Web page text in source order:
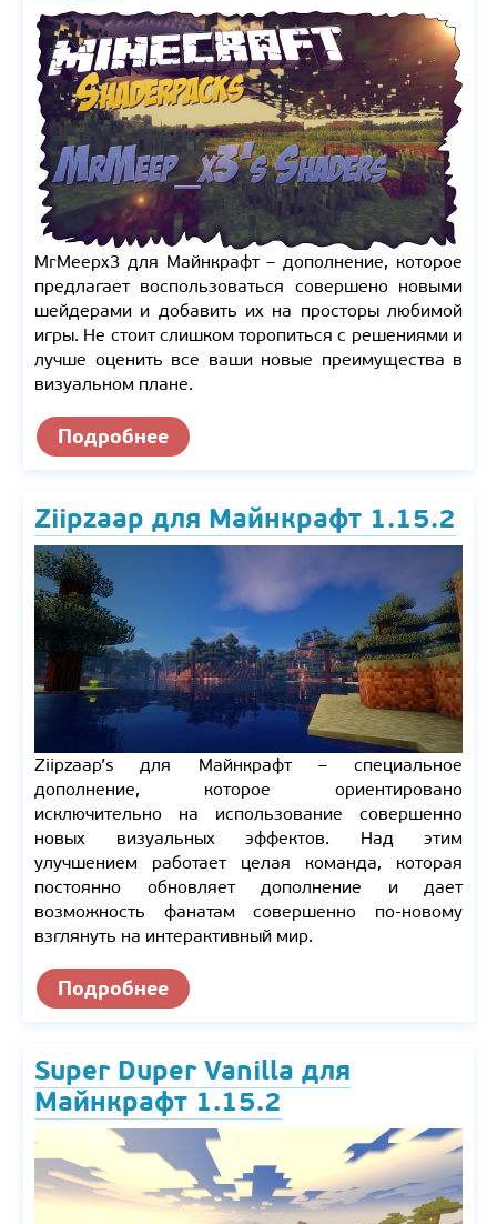
MrMeepx3 для Майнкрафт – дополнение, которое
предлагает воспользоваться совершено новыми
шейдерами и добавить их на просторы любимой
игры. Не стоит слишком торопиться с решениями и
лучше оценить все ваши новые преимущества в
визуальном плане.
Подробнее
Ziipzaap для Майнкрафт 1.15.2
Ziipzaap’s для Майнкрафт – специальное
дополнение, которое ориентировано
исключительно на использование совершенно
новых визуальных эффектов. Над этим
улучшением работает целая команда, которая
постоянно обновляет дополнение и дает
возможность фанатам совершенно по-новому
взглянуть на интерактивный мир.
Подробнее
Super Duper Vanilla для
Майнкрафт 1.15.2